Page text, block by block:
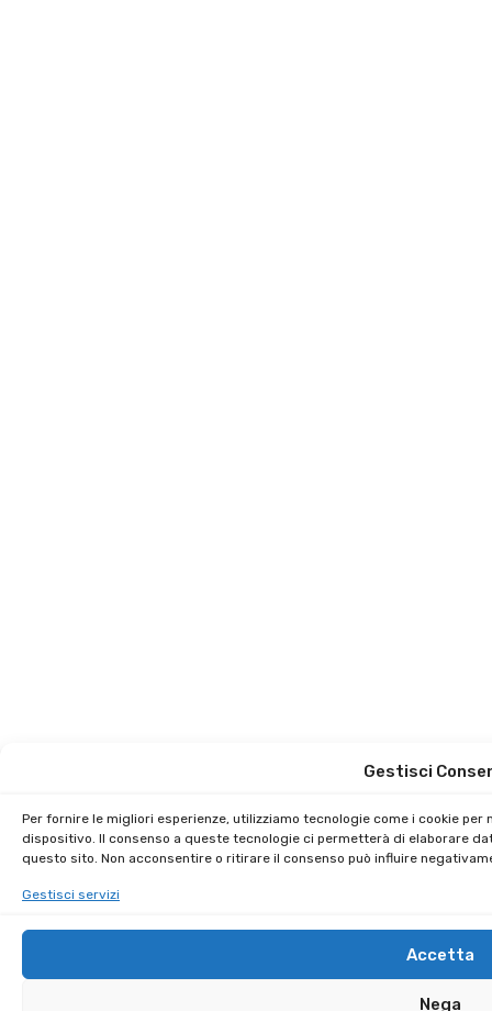
Gestisci
Per fornire le migliori esperienze, utilizziamo tecnologie come i cookie
dispositivo. Il consenso a queste tecnologie ci permetterà di elaborare
questo sito. Non acconsentire o ritirare il consenso può influire
Gestisci servizi
Accetta
Nega